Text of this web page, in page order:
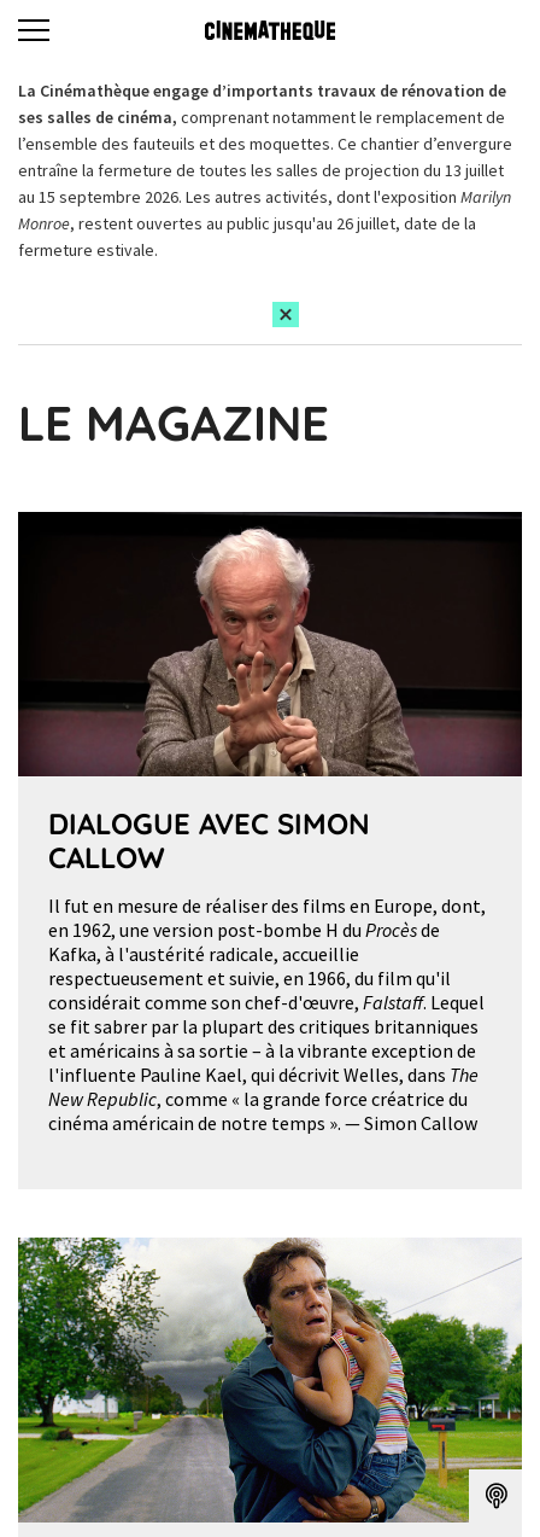
La Cinémathèque engage d’importants travaux de rénovation de
ses salles de cinéma, comprenant notamment le remplacement de
l’ensemble des fauteuils et des moquettes. Ce chantier d’envergure
entraîne la fermeture de toutes les salles de projection du 13 juillet
au 15 septembre 2026. Les autres activités, dont l'exposition Marilyn
Monroe, restent ouvertes au public jusqu'au 26 juillet, date de la
fermeture estivale.
LE MAGAZINE
DIALOGUE AVEC SIMON
CALLOW
Il fut en mesure de réaliser des films en Europe, dont,
en 1962, une version post-bombe H du Procèsde
Kafka, à l'austérité radicale, accueillie
respectueusement et suivie, en 1966, du film qu'il
considérait comme son chef-d'œuvre, Falstaff. Lequel
se fit sabrer par la plupart des critiques britanniques
et américains à sa sortie – à la vibrante exception de
l'influente Pauline Kael, qui décrivit Welles, dans The
New Republic, comme « la grande force créatrice du
cinéma américain de notre temps ». — Simon Callow